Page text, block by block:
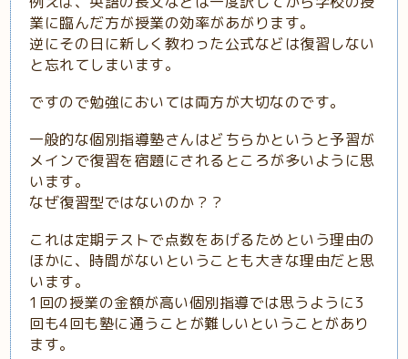
業に臨んだ方が授業の効率があがります。
逆にその日に新しく教わった公式などは復習しない
と忘れてしまいます。
ですので勉強においては両方が大切なのです。
一般的な個別指導塾さんはどちらかというと予習が
メインで復習を宿題にされるところが多いように思
います。
なぜ復習型ではないのか？？
これは定期テストで点数をあげるためという理由の
ほかに、時間がないということも大きな理由だと思
います。
1回の授業の金額が高い個別指導では思うように3
回も4回も塾に通うことが難しいということがあり
ます。